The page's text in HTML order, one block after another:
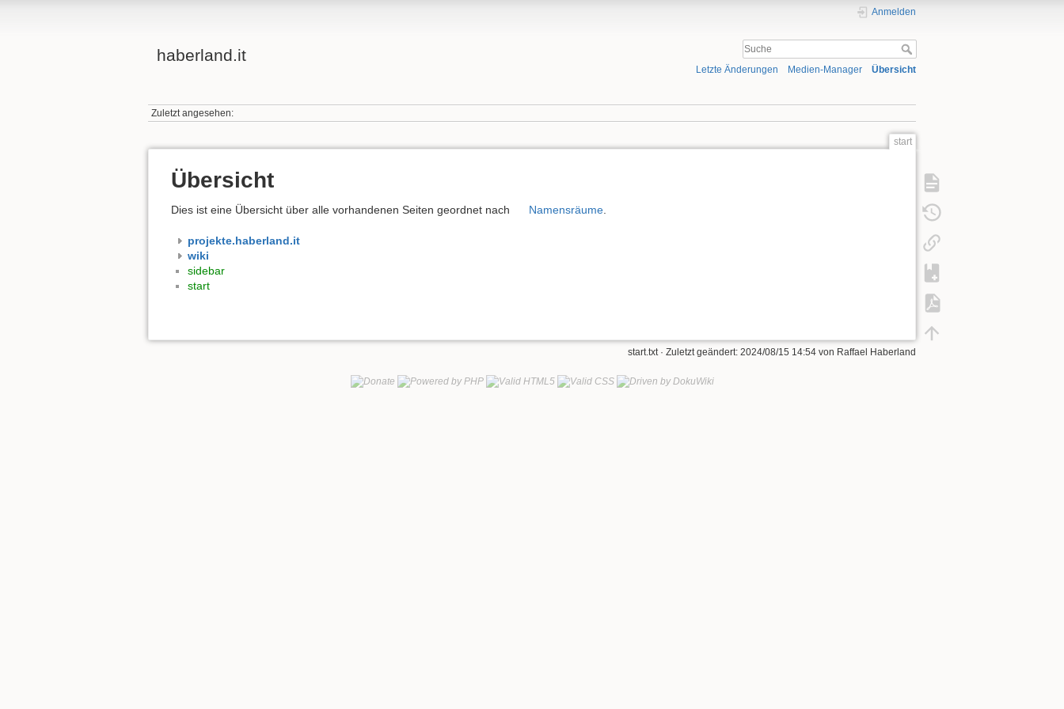
haberland.it
Anmelden
Letzte Änderungen Medien-Manager Übersicht
Zuletzt angesehen:
start
Übersicht
Dies ist eine Übersicht über alle vorhandenen Seiten geordnet nach Namensräume.
projekte.haberland.it
wiki
sidebar
start
start.txt · Zuletzt geändert: 2024/08/15 14:54 von Raffael Haberland